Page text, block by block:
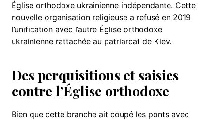
Église orthodoxe ukrainienne indépendante. Cette
nouvelle organisation religieuse a refusé en 2019
l’unification avec l’autre Église orthodoxe
ukrainienne rattachée au patriarcat de Kiev.
Des perquisitions et saisies
contre l’Église orthodoxe
Bien que cette branche ait coupé les ponts avec